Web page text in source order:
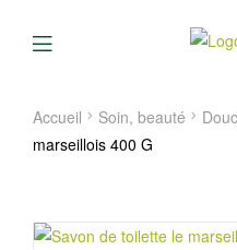
Menu
Accueil Soin, beauté
marseillois 400 G